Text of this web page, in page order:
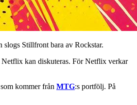
slogs Stillfront bara av Rockstar.
Netflix kan diskuteras. För Netflix verkar
som kommer från MTG:s portfölj. På